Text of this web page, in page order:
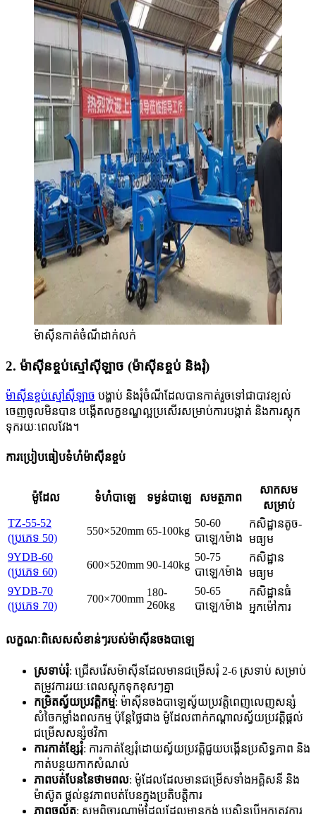
ម៉ាស៊ីនកាត់ចំណីដាក់លក់
2. ម៉ាស៊ីនខ្ចប់ស្មៅស៊ីឡាច (ម៉ាស៊ីនខ្ចប់ និងរុំ)
ម៉ាស៊ីនខ្ចប់ស្មៅស៊ីឡាច បង្ហាប់ និងរុំចំណីដែលបានកាត់រួចទៅជាបាវខ្យល់
ចេញចូលមិនបាន បង្កើតលក្ខខណ្ឌល្អប្រសើរសម្រាប់ការបង្កាត់ និងការស្តុក
ទុករយៈពេលវែង។
ការប្រៀបធៀបទំហំម៉ាស៊ីនខ្ចប់
ម៉ូដែល ទំហំបាឡេ ទម្ងន់បាឡេ សមត្ថភាព
សាកសម
សម្រាប់
TZ-55-52
(ប្រភេទ 50)
550×520mm 65-100kg
50-60
បាឡេ/ម៉ោង
កសិដ្ឋានតូច-
មធ្យម
9YDB-60
(ប្រភេទ 60)
600×520mm 90-140kg
50-75
បាឡេ/ម៉ោង
កសិដ្ឋាន
មធ្យម
9YDB-70
(ប្រភេទ 70)
700×700mm
180-
260kg
50-65
បាឡេ/ម៉ោង
កសិដ្ឋានធំ
អ្នកម៉ៅការ
លក្ខណៈពិសេសសំខាន់ៗរបស់ម៉ាស៊ីនចងបាឡេ
ស្រទាប់រុំ: ជ្រើសរើសម៉ាស៊ីនដែលមានជម្រើសរុំ 2-6 ស្រទាប់ សម្រាប់
តម្រូវការរយៈពេលស្តុកទុកខុសៗគ្នា
កម្រិតស្វ័យប្រវត្តិកម្ម: ម៉ាស៊ីនចងបាឡេស្វ័យប្រវត្តិពេញលេញសន្សំ
សំចៃកម្លាំងពលកម្ម ប៉ុន្តែថ្លៃជាង ម៉ូដែលពាក់កណ្តាលស្វ័យប្រវត្តិផ្តល់
ជម្រើសសន្សំថវិកា
ការកាត់ខ្សែរុំ: ការកាត់ខ្សែរុំដោយស្វ័យប្រវត្តិជួយបង្កើនប្រសិទ្ធភាព និង
កាត់បន្ថយកាកសំណល់
ភាពបត់បែននៃថាមពល: ម៉ូដែលដែលមានជម្រើសទាំងអគ្គិសនី និង
ម៉ាស៊ូត ផ្តល់នូវភាពបត់បែនក្នុងប្រតិបត្តិការ
ភាពចល័ត: សូមពិចារណាម៉ូដែលដែលមានកង់ ប្រសិនបើអ្នកត្រូវការ